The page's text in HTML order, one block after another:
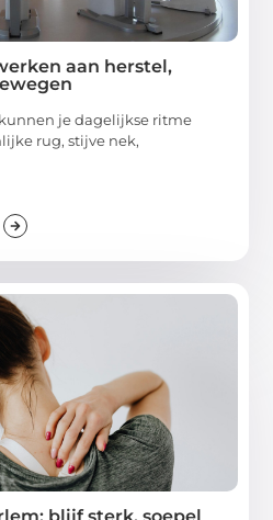
aan herstel,
je dagelijkse ritme
rug, stijve nek,